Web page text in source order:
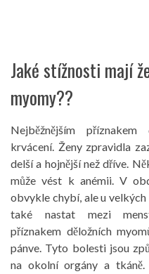
Jaké stížnosti mají
myomy??
Nejběžnějším
krvácení. Ženy zpravidla
delší a hojnější než dříve.
může vést k anémii. V
obvykle chybí, ale u
také nastat mezi
příznakem děložních
pánve. Tyto bolesti jsou
na okolní orgány a